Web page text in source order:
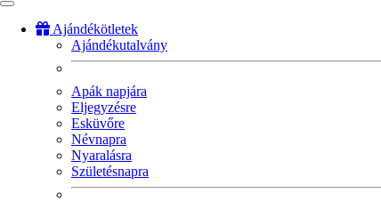
Ajándékötletek
Ajándékutalvány
Apák napjára
Eljegyzésre
Esküvőre
Névnapra
Nyaralásra
Születésnapra